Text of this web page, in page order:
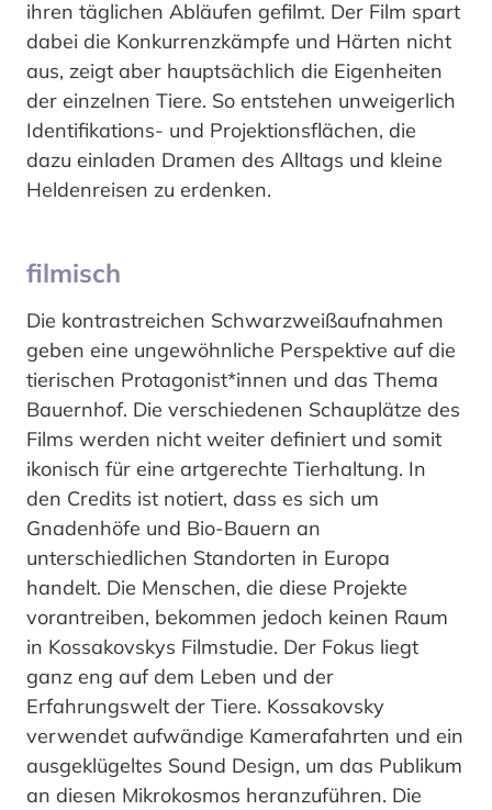
ihren täglichen Abläufen gefilmt. Der Film spart
dabei die Konkurrenzkämpfe und Härten nicht
aus, zeigt aber hauptsächlich die Eigenheiten
der einzelnen Tiere. So entstehen unweigerlich
Identifikations- und Projektionsflächen, die
dazu einladen Dramen des Alltags und kleine
Heldenreisen zu erdenken.
filmisch
Die kontrastreichen Schwarzweißaufnahmen
geben eine ungewöhnliche Perspektive auf die
tierischen Protagonist*innen und das Thema
Bauernhof. Die verschiedenen Schauplätze des
Films werden nicht weiter definiert und somit
ikonisch für eine artgerechte Tierhaltung. In
den Credits ist notiert, dass es sich um
Gnadenhöfe und Bio-Bauern an
unterschiedlichen Standorten in Europa
handelt. Die Menschen, die diese Projekte
vorantreiben, bekommen jedoch keinen Raum
in Kossakovskys Filmstudie. Der Fokus liegt
ganz eng auf dem Leben und der
Erfahrungswelt der Tiere. Kossakovsky
verwendet aufwändige Kamerafahrten und ein
ausgeklügeltes Sound Design, um das Publikum
an diesen Mikrokosmos heranzuführen. Die